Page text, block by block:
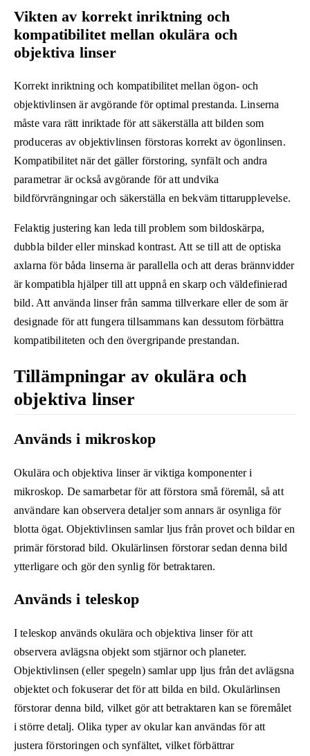
Vikten av korrekt inriktning och
kompatibilitet mellan okulära och
objektiva linser
Korrekt inriktning och kompatibilitet mellan ögon- och
objektivlinsen är avgörande för optimal prestanda. Linserna
måste vara rätt inriktade för att säkerställa att bilden som
produceras av objektivlinsen förstoras korrekt av ögonlinsen.
Kompatibilitet när det gäller förstoring, synfält och andra
parametrar är också avgörande för att undvika
bildförvrängningar och säkerställa en bekväm tittarupplevelse.
Felaktig justering kan leda till problem som bildoskärpa,
dubbla bilder eller minskad kontrast. Att se till att de optiska
axlarna för båda linserna är parallella och att deras brännvidder
är kompatibla hjälper till att uppnå en skarp och väldefinierad
bild. Att använda linser från samma tillverkare eller de som är
designade för att fungera tillsammans kan dessutom förbättra
kompatibiliteten och den övergripande prestandan.
Tillämpningar av okulära och
objektiva linser
Används i mikroskop
Okulära och objektiva linser är viktiga komponenter i
mikroskop. De samarbetar för att förstora små föremål, så att
användare kan observera detaljer som annars är osynliga för
blotta ögat. Objektivlinsen samlar ljus från provet och bildar en
primär förstorad bild. Okulärlinsen förstorar sedan denna bild
ytterligare och gör den synlig för betraktaren.
Används i teleskop
I teleskop används okulära och objektiva linser för att
observera avlägsna objekt som stjärnor och planeter.
Objektivlinsen (eller spegeln) samlar upp ljus från det avlägsna
objektet och fokuserar det för att bilda en bild. Okulärlinsen
förstorar denna bild, vilket gör att betraktaren kan se föremålet
i större detalj. Olika typer av okular kan användas för att
justera förstoringen och synfältet, vilket förbättrar